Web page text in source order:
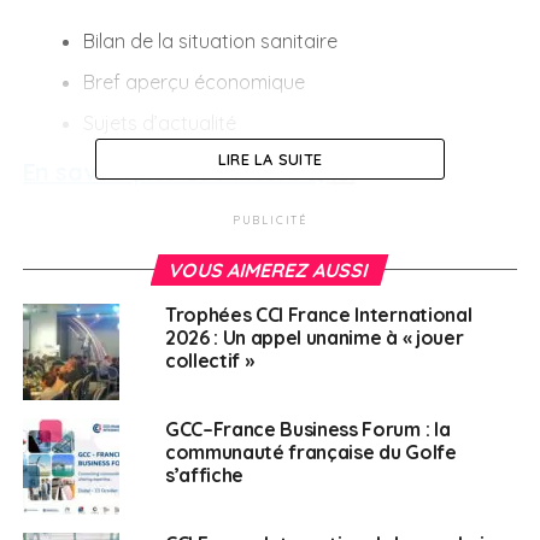
Bilan de la situation sanitaire
Bref aperçu économique
En savoir plus et s’inscrire,ici
A SUIVRE
La CCI France Vietnam va présenter les
entreprises françaises de l’économie verte lors
d’un forum
NE RATEZ PAS
Un webinaire pour aide à l’implantation d’un
business au Panama
LIRE LA SUITE
PUBLICITÉ
VOUS AIMEREZ AUSSI
Trophées CCI France International
2026 : Un appel unanime à « jouer
collectif »
GCC–France Business Forum : la
communauté française du Golfe
s’affiche